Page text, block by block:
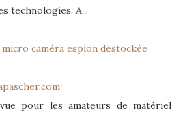
technologies. A...
caméra espion déstockée
pour les amateurs de matériel